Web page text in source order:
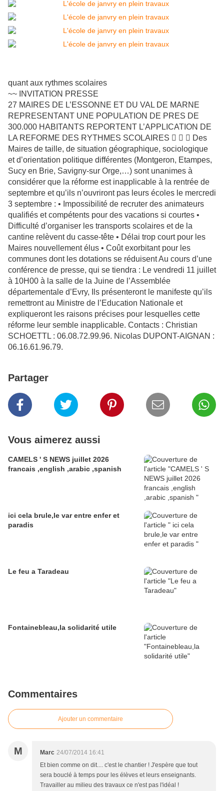
quant aux rythmes scolaires
~~ INVITATION PRESSE
27 MAIRES DE L’ESSONNE ET DU VAL DE MARNE
REPRESENTANT UNE POPULATION DE PRES DE
300.000 HABITANTS REPORTENT L’APPLICATION DE
LA REFORME DES RYTHMES SCOLAIRES    Des
Maires de taille, de situation géographique, sociologique
et d’orientation politique différentes (Montgeron, Etampes,
Sucy en Brie, Savigny-sur Orge,…) sont unanimes à
considérer que la réforme est inapplicable à la rentrée de
septembre et qu’ils n’ouvriront pas leurs écoles le mercredi
3 septembre : • Impossibilité de recruter des animateurs
qualifiés et compétents pour des vacations si courtes •
Difficulté d’organiser les transports scolaires et de la
cantine relèvent du casse-tête • Délai trop court pour les
Maires nouvellement élus • Coût exorbitant pour les
communes dont les dotations se réduisent Au cours d’une
conférence de presse, qui se tiendra : Le vendredi 11 juillet
à 10H00 à la salle de la Juine de l’Assemblée
départementale d’Evry, Ils présenteront le manifeste qu’ils
remettront au Ministre de l’Education Nationale et
expliqueront les raisons précises pour lesquelles cette
réforme leur semble inapplicable. Contacts : Christian
SCHOETTL : 06.08.72.99.96. Nicolas DUPONT-AIGNAN :
06.16.61.96.79.
Partager
Vous aimerez aussi
CAMELS ' S NEWS juillet 2026
francais ,english ,arabic ,spanish
ici cela brule,le var entre enfer et
paradis
Le feu a Taradeau
Fontainebleau,la solidarité utile
Commentaires
Ajouter un commentaire
M Marc 24/07/2014 16:41
Et bien comme on dit.... c'est le chantier ! J'espère que tout
sera bouclé à temps pour les élèves et leurs enseignants.
Travailler au milieu des travaux ce n'est pas l'idéal !